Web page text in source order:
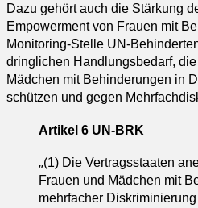
Dazu gehört auch die Stärkung
Empowerment von Frauen mit
Monitoring-Stelle UN-
dringlichen Handlungsbedarf,
Mädchen mit Behinderungen in
schützen und gegen
Artikel 6 UN-BRK
„(1) Die Vertragsstaaten
Frauen und Mädchen mit
mehrfacher